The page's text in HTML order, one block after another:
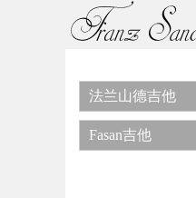
法兰山德吉他
Fasan吉他